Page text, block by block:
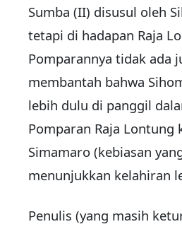
Sumba (II) disusul oleh
tetapi di hadapan Raja
Pomparannya tidak ada
membantah bahwa
lebih dulu di panggil
Pomparan Raja Lontung
Simamaro (kebiasan
menunjukkan kelahiran
Penulis (yang masih